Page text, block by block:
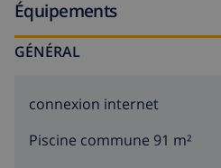
Équipements
GÉNÉRAL
connexion internet
Piscine commune 91 m²